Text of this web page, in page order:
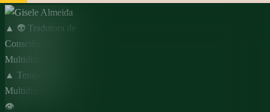
Skip
to
content